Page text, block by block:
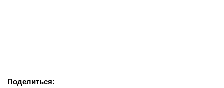
Поделиться: